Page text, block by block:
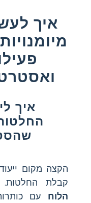
איך
איך
הקצה מקום
קבלת החלטות.
הלוח עם